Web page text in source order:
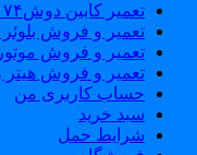
تعمیر کابین دوش۸۸۰۴۲۱۷۴_فروش کابین دوش
تعمیر و فروش بلوئر
تعمیر و فروش موتور
تعمیر و فروش هیتر
حساب کاربری من
سبد خرید
شرایط حمل